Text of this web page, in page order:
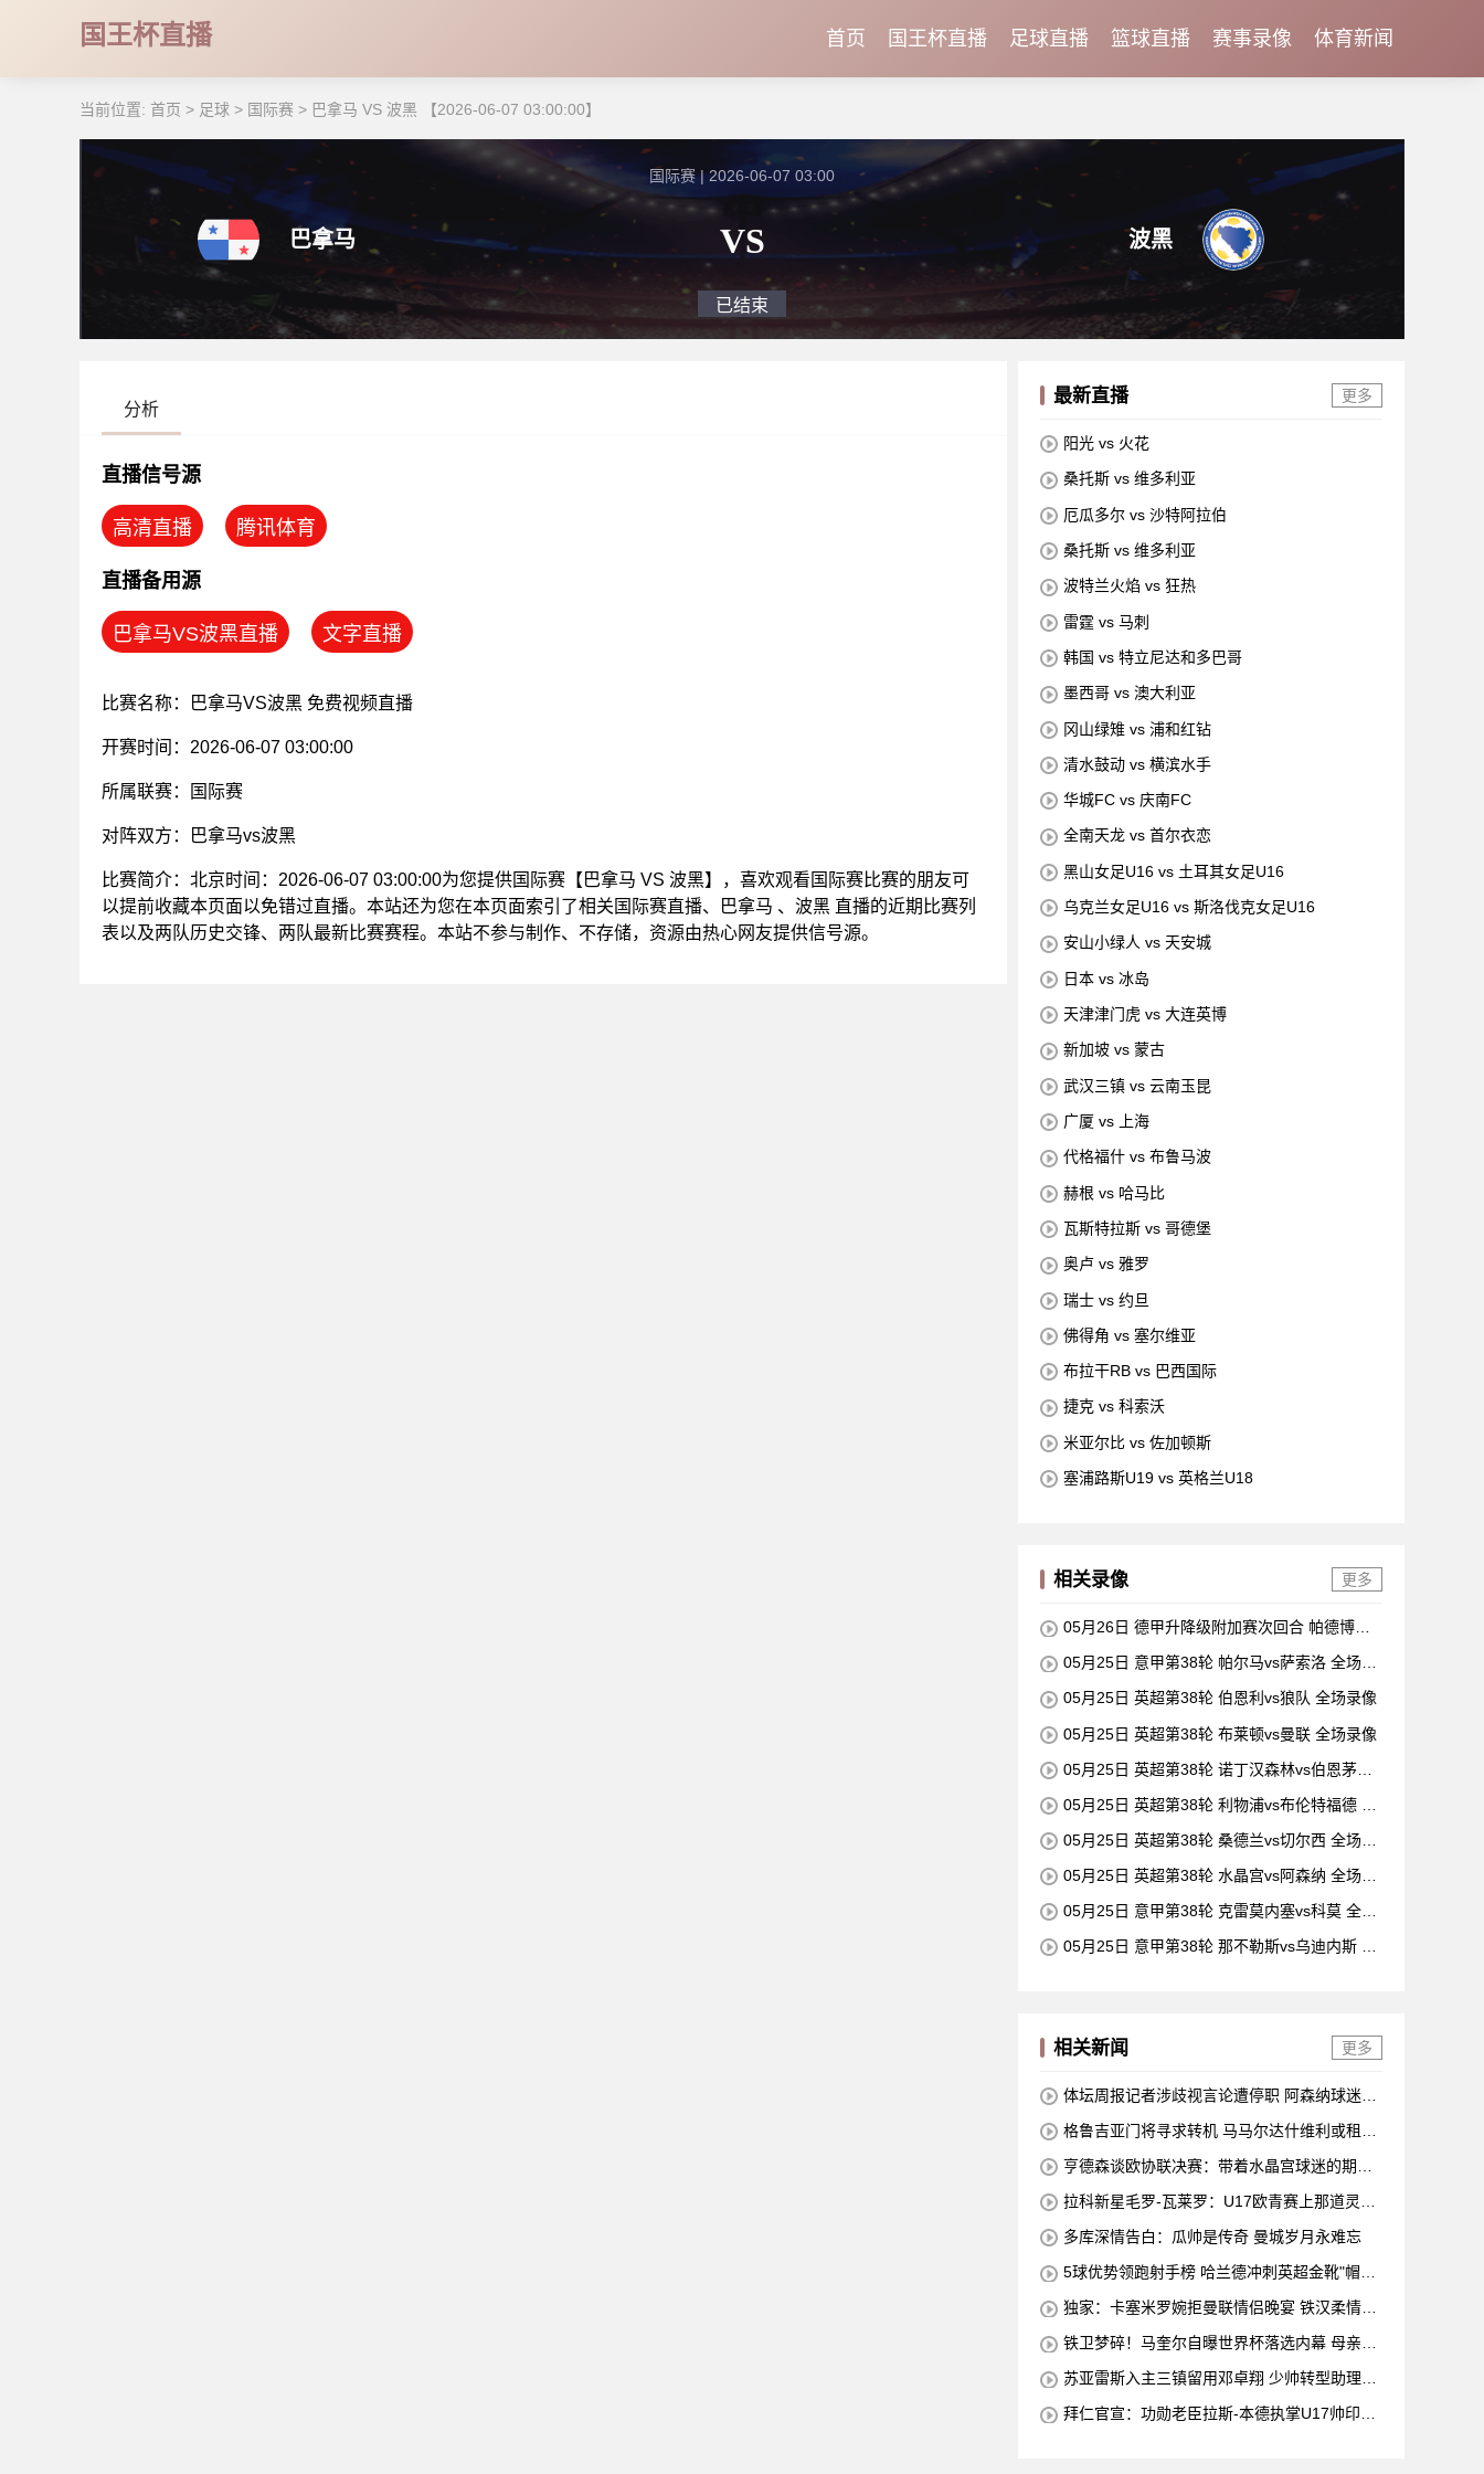
国王杯直播 首页 国王杯直播 足球直播 篮球直播 赛事录像 体育新闻
当前位置: 首页 > 足球 > 国际赛 > 巴拿马 VS 波黑 【2026-06-07 03:00:00】
巴拿马
国际赛 | 2026-06-07 03:00
VS
已结束
波黑
分析
直播信号源
高清直播 腾讯体育
直播备用源
巴拿马VS波黑直播 文字直播
比赛名称：巴拿马VS波黑 免费视频直播
开赛时间：2026-06-07 03:00:00
所属联赛： 国际赛
对阵双方：巴拿马vs波黑
比赛简介：北京时间：2026-06-07 03:00:00为您提供国际赛【巴拿马 VS 波黑】，喜欢观看国际赛比赛的朋友可
以提前收藏本页面以免错过直播。本站还为您在本页面索引了相关国际赛直播、巴拿马 、波黑 直播的近期比赛列
表以及两队历史交锋、两队最新比赛赛程。本站不参与制作、不存储，资源由热心网友提供信号源。
最新直播 更多
阳光 vs 火花
桑托斯 vs 维多利亚
厄瓜多尔 vs 沙特阿拉伯
桑托斯 vs 维多利亚
波特兰火焰 vs 狂热
雷霆 vs 马刺
韩国 vs 特立尼达和多巴哥
墨西哥 vs 澳大利亚
冈山绿雉 vs 浦和红钻
清水鼓动 vs 横滨水手
华城FC vs 庆南FC
全南天龙 vs 首尔衣恋
黑山女足U16 vs 土耳其女足U16
乌克兰女足U16 vs 斯洛伐克女足U16
安山小绿人 vs 天安城
日本 vs 冰岛
天津津门虎 vs 大连英博
新加坡 vs 蒙古
武汉三镇 vs 云南玉昆
广厦 vs 上海
代格福什 vs 布鲁马波
赫根 vs 哈马比
瓦斯特拉斯 vs 哥德堡
奥卢 vs 雅罗
瑞士 vs 约旦
佛得角 vs 塞尔维亚
布拉干RB vs 巴西国际
捷克 vs 科索沃
米亚尔比 vs 佐加顿斯
塞浦路斯U19 vs 英格兰U18
相关录像 更多
05月26日 德甲升降级附加赛次回合 帕德博恩v
05月25日 意甲第38轮 帕尔马vs萨索洛 全场录
05月25日 英超第38轮 伯恩利vs狼队 全场录像
05月25日 英超第38轮 布莱顿vs曼联 全场录像
05月25日 英超第38轮 诺丁汉森林vs伯恩茅斯
05月25日 英超第38轮 利物浦vs布伦特福德 全
05月25日 英超第38轮 桑德兰vs切尔西 全场录
05月25日 英超第38轮 水晶宫vs阿森纳 全场录
05月25日 意甲第38轮 克雷莫内塞vs科莫 全场
05月25日 意甲第38轮 那不勒斯vs乌迪内斯 全
相关新闻 更多
体坛周报记者涉歧视言论遭停职 阿森纳球迷怒
格鲁吉亚门将寻求转机 马马尔达什维利或租借
亨德森谈欧协联决赛：带着水晶宫球迷的期
拉科新星毛罗-瓦莱罗：U17欧青赛上那道灵动
多库深情告白：瓜帅是传奇 曼城岁月永难忘
5球优势领跑射手榜 哈兰德冲刺英超金靴"帽子
独家：卡塞米罗婉拒曼联情侣晚宴 铁汉柔情夜
铁卫梦碎！马奎尔自曝世界杯落选内幕 母亲怒
苏亚雷斯入主三镇留用邓卓翔 少帅转型助理教
拜仁官宣：功勋老臣拉斯-本德执掌U17帅印，